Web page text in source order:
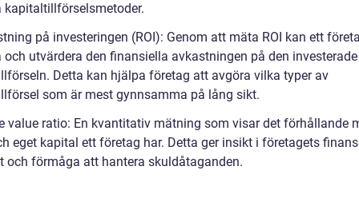
kapitaltillförselsmetoder.
på investeringen (ROI): Genom att mäta ROI kan ett
och utvärdera den finansiella avkastningen på den investerade
Detta kan hjälpa företag att avgöra vilka typer av
som är mest gynnsamma på lång sikt.
value ratio: En kvantitativ mätning som visar det förhållande
eget kapital ett företag har. Detta ger insikt i företagets
och förmåga att hantera skuldåtaganden.